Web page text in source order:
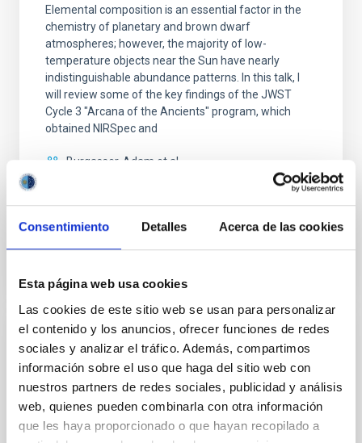
Consentimiento Detalles Acerca de las cookies
Esta página web usa cookies
Las cookies de este sitio web se usan para personalizar
el contenido y los anuncios, ofrecer funciones de redes
sociales y analizar el tráfico. Además, compartimos
información sobre el uso que haga del sitio web con
nuestros partners de redes sociales, publicidad y análisis
web, quienes pueden combinarla con otra información
que les haya proporcionado o que hayan recopilado a
Elemental composition is an essential factor in the
chemistry of planetary and brown dwarf
atmospheres; however, the majority of low-
temperature objects near the Sun have nearly
indistinguishable abundance patterns. In this talk, I
will review some of the key findings of the JWST
Cycle 3 "Arcana of the Ancients" program, which
obtained NIRSpec and
Burgasser, Adam et al.
NÚMERO DE CITAS
SIN ÁRBITRO
Rotational Light Curve and Photometric
Baseline of (15094) Polymele in Support
of the Lucy Mutual Event Campaign